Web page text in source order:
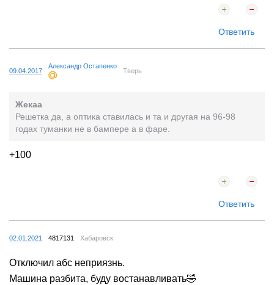
Ответить
09.04.2017
Александр Остапенко
Тверь
Жекаа
Решетка да, а оптика ставилась и та и другая на 96-98
годах туманки не в бампере а в фаре.
+100
Ответить
02.01.2021 4817131 Хабаровск
Отключил абс неприязнь.
Машина разбита, буду востанавливать🤣